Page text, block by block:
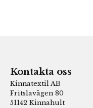
Kontakta oss
Kinnatextil AB
Fritslavägen 80
51142 Kinnahult